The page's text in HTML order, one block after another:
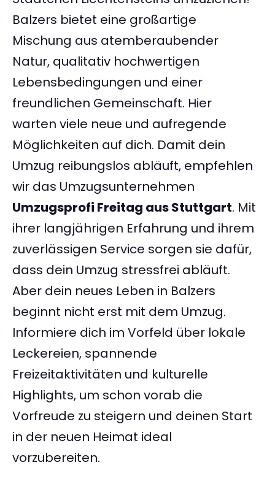
Balzers bietet eine großartige
Mischung aus atemberaubender
Natur, qualitativ hochwertigen
Lebensbedingungen und einer
freundlichen Gemeinschaft. Hier
warten viele neue und aufregende
Möglichkeiten auf dich. Damit dein
Umzug reibungslos abläuft, empfehlen
wir das Umzugsunternehmen
Umzugsprofi Freitag aus Stuttgart. Mit
ihrer langjährigen Erfahrung und ihrem
zuverlässigen Service sorgen sie dafür,
dass dein Umzug stressfrei abläuft.
Aber dein neues Leben in Balzers
beginnt nicht erst mit dem Umzug.
Informiere dich im Vorfeld über lokale
Leckereien, spannende
Freizeitaktivitäten und kulturelle
Highlights, um schon vorab die
Vorfreude zu steigern und deinen Start
in der neuen Heimat ideal
vorzubereiten.